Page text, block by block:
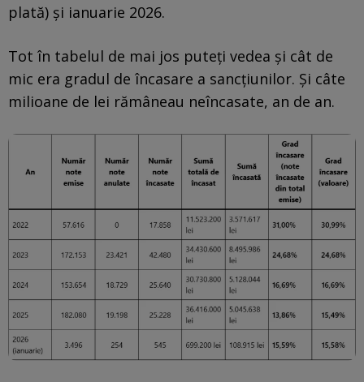
plată) și ianuarie 2026.
Tot în tabelul de mai jos puteți vedea și cât de
mic era gradul de încasare a sancțiunilor. Și câte
milioane de lei rămâneau neîncasate, an de an.